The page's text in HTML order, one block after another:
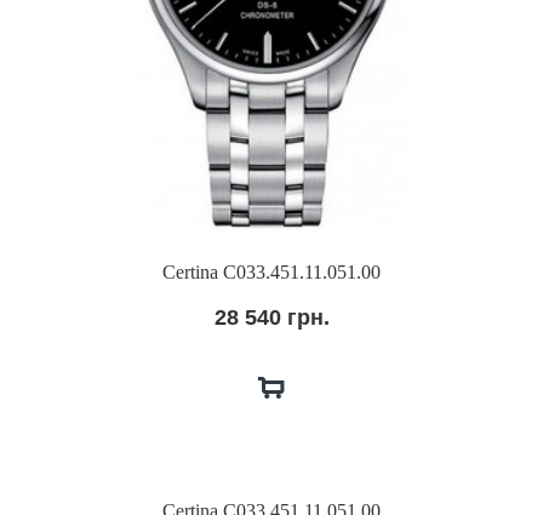
Certina C033.451.11.051.00
28 540 грн.
Certina C033.451.11.051.00